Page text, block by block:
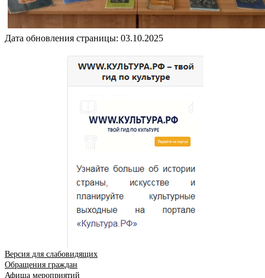
Дата обновления страницы: 03.10.2025
Версия для слабовидящих
Обращения граждан
Афиша мероприятий